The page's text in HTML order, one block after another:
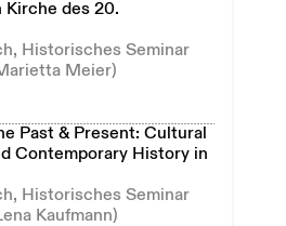
Kirche des 20.
Historisches Seminar
Meier)
Past & Present: Cultural
Contemporary History in
Historisches Seminar
Kaufmann)